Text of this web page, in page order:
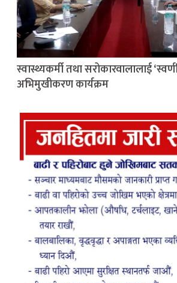
स्वास्थ्यकर्मी तथा सरोकारवालालाई
अभिमुखीकरण कार्यक्रम